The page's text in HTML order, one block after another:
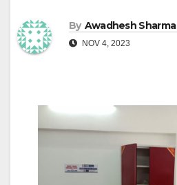
By Awadhesh Sharma
NOV 4, 2023